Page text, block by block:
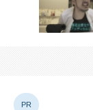
PR